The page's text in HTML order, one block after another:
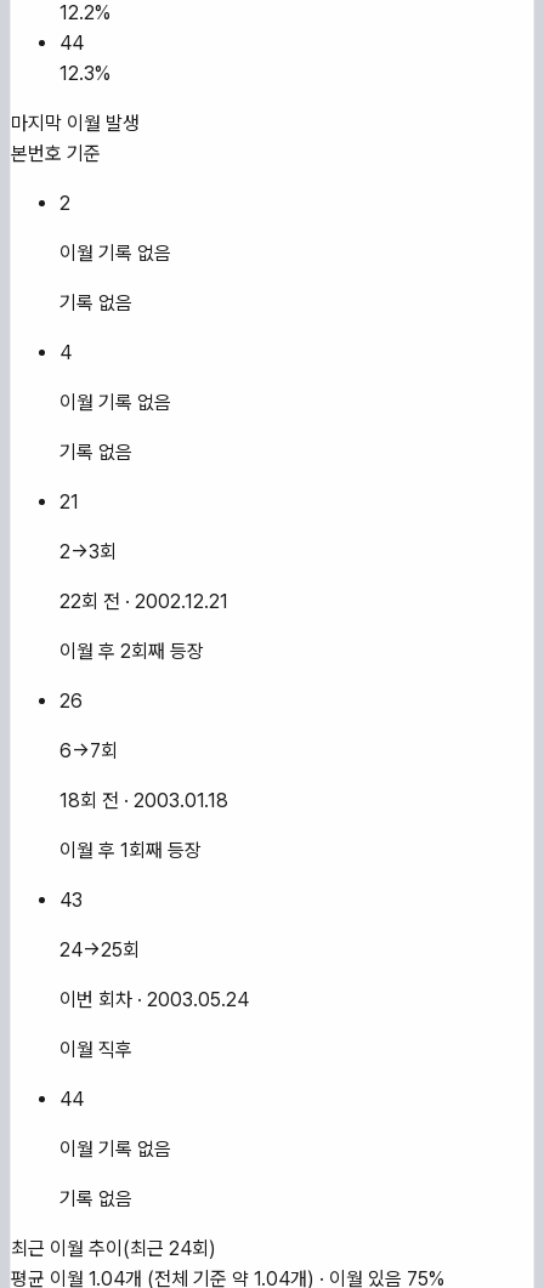
12.2%
44
12.3%
마지막 이월 발생
본번호 기준
2
이월 기록 없음
기록 없음
4
이월 기록 없음
기록 없음
21
2→3회
22회 전 · 2002.12.21
이월 후 2회째 등장
26
6→7회
18회 전 · 2003.01.18
이월 후 1회째 등장
43
24→25회
이번 회차 · 2003.05.24
이월 직후
44
이월 기록 없음
기록 없음
최근 이월 추이 (최근 24회)
평균 이월 1.04개 (전체 기준 약 1.04개) · 이월 있음 75%